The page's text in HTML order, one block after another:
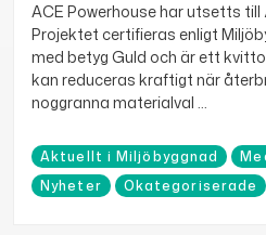
ACE Powerhouse har utsetts till
Projektet certifieras enligt
med betyg Guld och är ett
kan reduceras kraftigt när
noggranna materialval ...
Aktuellt i Miljöbyggnad
Nyheter
Okategoriserade